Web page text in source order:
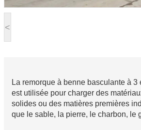
<
La remorque à benne basculante à 3
est utilisée pour charger des
solides ou des matières premières
que le sable, la pierre, le charbon, le